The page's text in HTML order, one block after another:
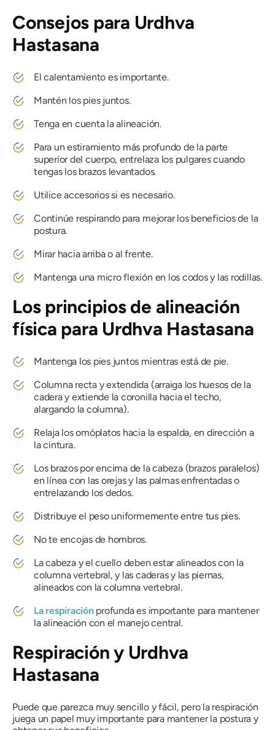
Consejos para Urdhva
Hastasana
El calentamiento es importante.
Mantén los pies juntos.
Tenga en cuenta la alineación.
Para un estiramiento más profundo de la parte
superior del cuerpo, entrelaza los pulgares cuando
tengas los brazos levantados.
Utilice accesorios si es necesario.
Continúe respirando para mejorar los beneficios de la
postura.
Mirar hacia arriba o al frente.
Mantenga una micro flexión en los codos y las rodillas.
Los principios de alineación
física para Urdhva Hastasana
Mantenga los pies juntos mientras está de pie.
Columna recta y extendida (arraiga los huesos de la
cadera y extiende la coronilla hacia el techo,
alargando la columna).
Relaja los omóplatos hacia la espalda, en dirección a
la cintura.
Los brazos por encima de la cabeza (brazos paralelos)
en línea con las orejas y las palmas enfrentadas o
entrelazando los dedos.
Distribuye el peso uniformemente entre tus pies.
No te encojas de hombros.
La cabeza y el cuello deben estar alineados con la
columna vertebral, y las caderas y las piernas,
alineados con la columna vertebral.
La respiraciónprofunda es importante para mantener
la alineación con el manejo central.
Respiración y Urdhva
Hastasana
Puede que parezca muy sencillo y fácil, pero la respiración
juega un papel muy importante para mantener la postura y